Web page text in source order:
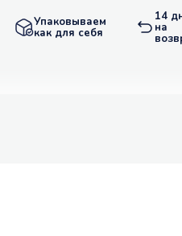
Упаковываем
как для себя
14
на